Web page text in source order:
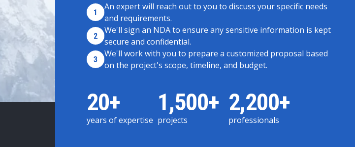
1
An expert will reach out to you to discuss your specific needs
and requirements.
2
We'll sign an NDA to ensure any sensitive information is kept
secure and confidential.
3
We'll work with you to prepare a customized proposal based
on the project's scope, timeline, and budget.
20+
years of expertise
1,500+
projects
2,200+
professionals